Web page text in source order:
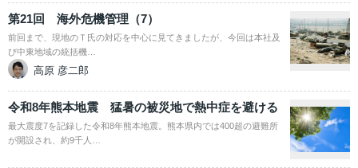
第21回 海外危機管理（7）
前回まで、現地のＴ氏の対応を中心に見てきましたが、今回は本社及
び中東地域の統括機…
高原 彦二郎
令和8年熊本地震 猛暑の被災地で熱中症を避ける
最大震度7を記録した令和8年熊本地震。熊本県内では400超の避難所
が開設され、約9千人…